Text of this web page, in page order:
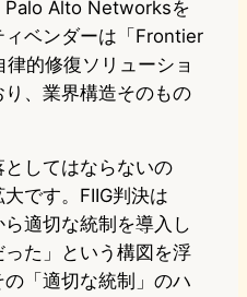
Palo Alto Networksを
ベンダーは「Frontier
的修復ソリューショ
、業界構造そのもの
してはならないの
です。FIIG判決は
ら適切な統制を導入し
た」という構図を浮
「適切な統制」のハ